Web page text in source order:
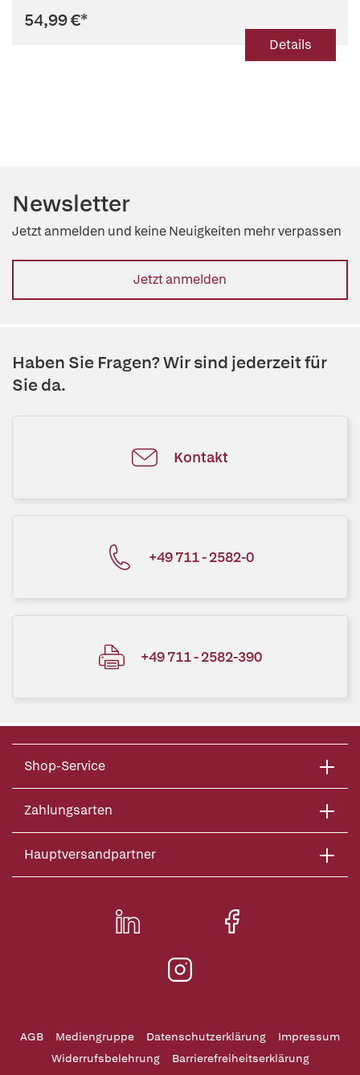
54,99 €*
Details
Newsletter
Jetzt anmelden und keine Neuigkeiten mehr verpassen
Jetzt anmelden
Haben Sie Fragen? Wir sind jederzeit für
Sie da.
Kontakt
+49 711 - 2582-0
+49 711 - 2582-390
Shop-Service
Zahlungsarten
Hauptversandpartner
AGB Mediengruppe Datenschutzerklärung
Impressum
Widerrufsbelehrung
Barrierefreiheitserklärung